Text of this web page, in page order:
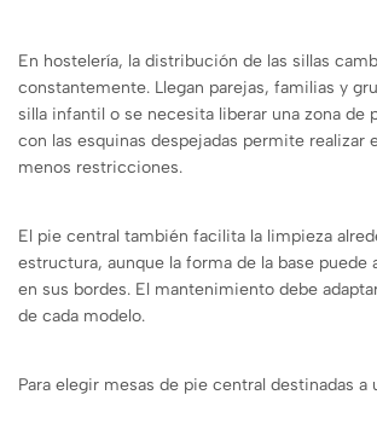
En hostelería, la distribución de las sillas
constantemente. Llegan parejas, familias y
silla infantil o se necesita liberar una zona de
con las esquinas despejadas permite realizar
menos restricciones.
El pie central también facilita la limpieza
estructura, aunque la forma de la base puede
en sus bordes. El mantenimiento debe
de cada modelo.
Para elegir mesas de pie central destinadas a